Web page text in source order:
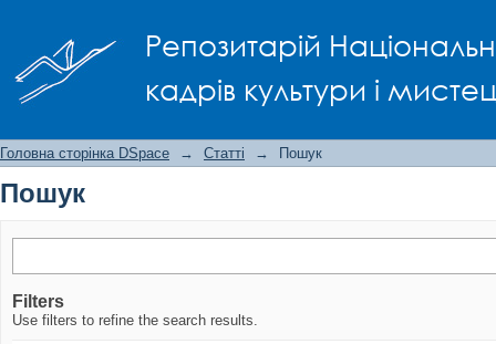
Репозитарій
кадрів культури і
Головна сторінка DSpace → Статті → Пошук
Пошук
Filters
Use filters to refine the search results.